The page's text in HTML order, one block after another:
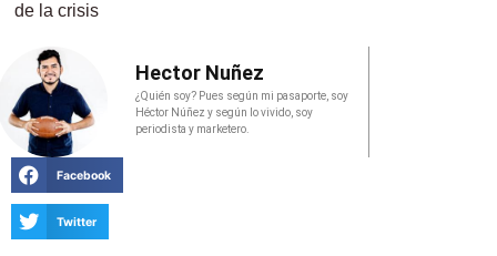
de la crisis
Hector Nuñez
¿Quién soy? Pues según mi pasaporte, soy
Héctor Núñez y según lo vivido, soy
periodista y marketero.
Facebook
Twitter